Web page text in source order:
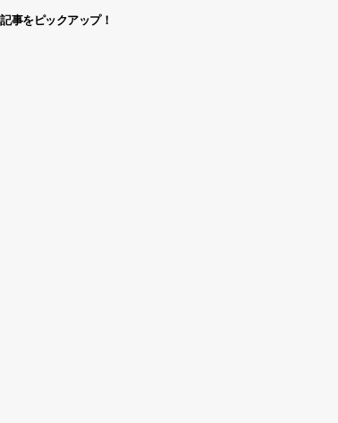
事をピックアップ！